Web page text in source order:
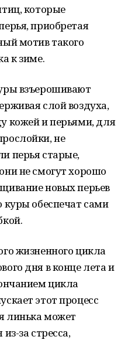
которые
приобретая
мотив такого
к зиме.
взъерошивают
слой воздуха,
кожей и перьями, для
не
перья старые,
не смогут хорошо
новых перьев
куры обеспечат сами
жизненного цикла
дня в конце лета и
цикла
этот процесс
линька может
за стресса,